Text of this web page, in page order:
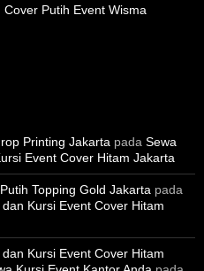
Putih Event Wisma
Printing Jakarta pada Sewa
Event Cover Hitam Jakarta
Topping Gold Jakarta pada
Kursi Event Cover Hitam
Kursi Event Cover Hitam